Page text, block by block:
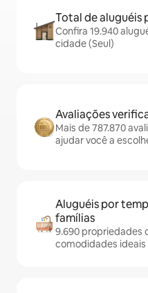
Total de aluguéis
Confira 19.940
cidade (Seul)
Avaliações
Mais de 787.870
ajudar você a
Aluguéis por
famílias
9.690 propriedades
comodidades